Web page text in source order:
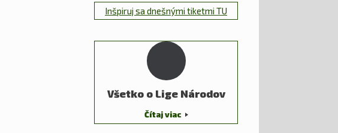
Inšpiruj sa dnešnými tiketmi TU
Všetko o Lige Národov
Čítaj viac